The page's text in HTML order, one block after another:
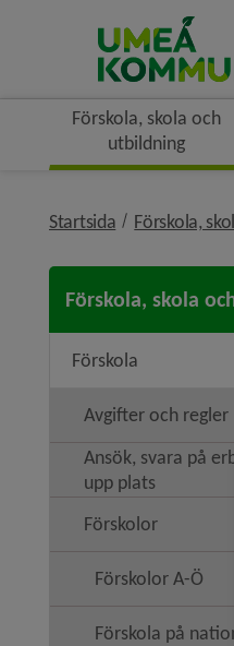
Förskola, skola och
utbildning
Startsida Förskola,
Förskola, skola
Förskola
Avgifter och regler
Ansök, svara på
upp plats
Förskolor
Förskolor A-Ö
Förskola på